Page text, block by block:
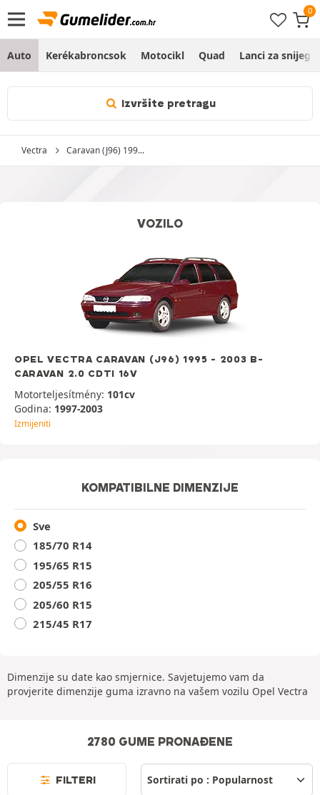
Auto Kerékabroncsok Motocikl Quad Lanci za snijeg
Izvršite pretragu
Vectra Caravan (J96) 199...
VOZILO
OPEL VECTRA CARAVAN (J96) 1995 - 2003 B-
CARAVAN 2.0 CDTI 16V
Motorteljesítmény: 101cv
Godina: 1997-2003
Izmijeniti
KOMPATIBILNE DIMENZIJE
Sve
185/70 R14
195/65 R15
205/55 R16
205/60 R15
215/45 R17
Dimenzije su date kao smjernice. Savjetujemo vam da
provjerite dimenzije guma izravno na vašem vozilu Opel Vectra
2780 GUME PRONAĐENE
FILTERI